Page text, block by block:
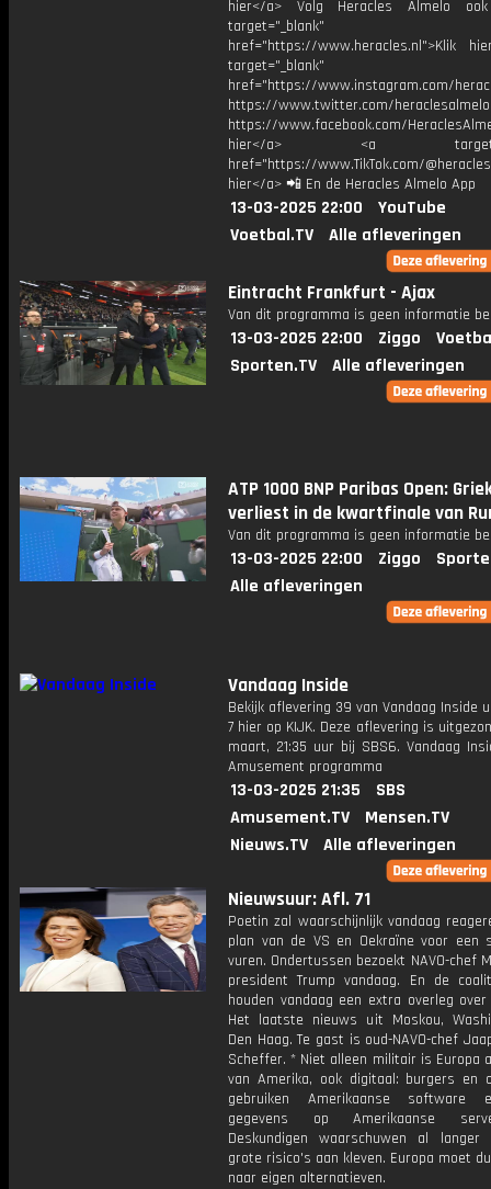
hier</a> Volg Heracles Almelo
target="_blank"
href="https://www.heracles.nl">Klik
target="_blank"
href="https://www.instagram.com/
https://www.twitter.com/heraclesalmelo
https://www.facebook.com/
hier</a> <a
href="https://www.TikTok.com/
hier</a> 📲 En de Heracles Almelo App
13-03-2025 22:00
YouTube
Voetbal.TV
Alle afleveringen
Eintracht Frankfurt - Ajax
Van dit programma is geen informatie
13-03-2025 22:00 Ziggo
Sporten.TV
Alle afleveringen
ATP 1000 BNP Paribas Open:
verliest in de kwartfinale van
Van dit programma is geen informatie
13-03-2025 22:00 Ziggo
Alle afleveringen
Vandaag Inside
Bekijk aflevering 39 van Vandaag Inside
7 hier op KIJK. Deze aflevering is
maart, 21:35 uur bij SBS6. Vandaag
Amusement programma
13-03-2025 21:35
SBS
Amusement.TV
Mensen.TV
Nieuws.TV
Alle afleveringen
Nieuwsuur: Afl. 71
Poetin zal waarschijnlijk vandaag
plan van de VS en Oekraïne voor een
vuren. Ondertussen bezoekt NAVO-chef
president Trump vandaag. En de
houden vandaag een extra overleg over
Het laatste nieuws uit Moskou,
Den Haag. Te gast is oud-NAVO-chef
Scheffer. * Niet alleen militair is Europa
van Amerika, ook digitaal: burgers en
gebruiken Amerikaanse software
gegevens op Amerikaanse
Deskundigen waarschuwen al
grote risico's aan kleven. Europa moet
naar eigen alternatieven.